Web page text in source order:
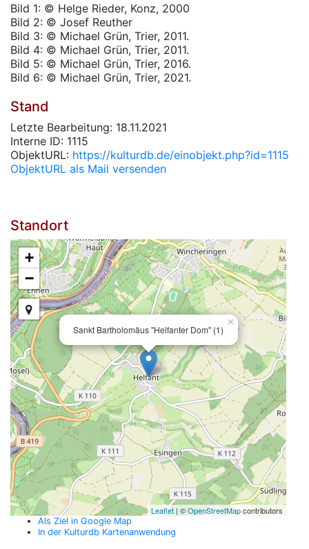
Bild 1: © Helge Rieder, Konz, 2000
Bild 2: © Josef Reuther
Bild 3: © Michael Grün, Trier, 2011.
Bild 4: © Michael Grün, Trier, 2011.
Bild 5: © Michael Grün, Trier, 2016.
Bild 6: © Michael Grün, Trier, 2021.
Stand
Letzte Bearbeitung: 18.11.2021
Interne ID: 1115
ObjektURL: https://kulturdb.de/einobjekt.php?id=1115
ObjektURL als Mail versenden
Standort
Sankt Bartholomäus "Helfanter Dom" (1)
×
+
−
Leaflet | ©OpenStreetMapcontributors
Als Ziel in Google Map
In der Kulturdb Kartenanwendung